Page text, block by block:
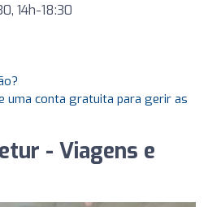
14h-18:30
uma conta gratuita para gerir as
- Viagens e